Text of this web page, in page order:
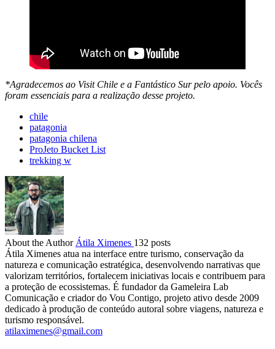
*Agradecemos ao Visit Chile e a Fantástico Sur pelo apoio. Vocês
foram essenciais para a realização desse projeto.
chile
patagonia
patagonia chilena
ProJeto Bucket List
trekking w
About the Author Átila Ximenes 132 posts
Átila Ximenes atua na interface entre turismo, conservação da
natureza e comunicação estratégica, desenvolvendo narrativas que
valorizam territórios, fortalecem iniciativas locais e contribuem para
a proteção de ecossistemas. É fundador da Gameleira Lab
Comunicação e criador do Vou Contigo, projeto ativo desde 2009
dedicado à produção de conteúdo autoral sobre viagens, natureza e
turismo responsável.
atilaximenes@gmail.com